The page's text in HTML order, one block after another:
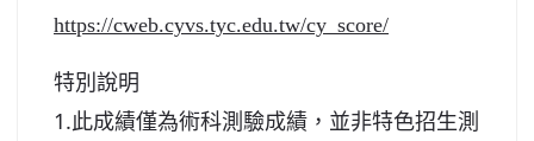
啟英高中-汽車科榮耀桃園
啟英高中-時尚科桃園第一
https://cweb.cyvs.tyc.edu.tw/cy_score/
特別說明
1.此成績僅為術科測驗成績，並非特色招生測